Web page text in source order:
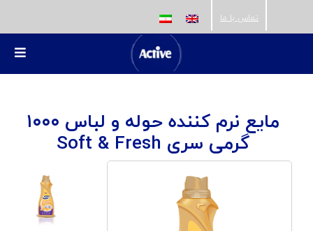
کردن
تماس با ما
درباره اکتیو
محصولات اکتیو
مایع نرم کننده حوله و لباس ۱۰۰۰
گرمی سری Soft & Fresh